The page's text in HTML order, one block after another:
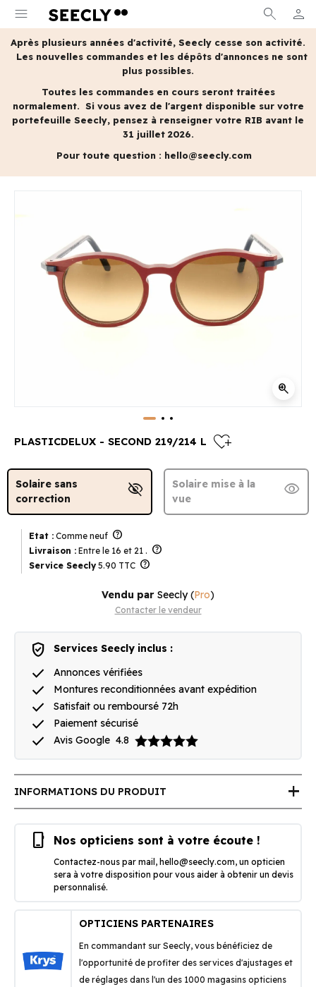
menu search person
MON
Après plusieurs années d'activité, Seecly cesse son activité.
Les nouvelles commandes et les dépôts d'annonces ne sont
plus possibles.
Toutes les commandes en cours seront traitées
normalement. Si vous avez de l'argent disponible sur votre
portefeuille Seecly, pensez à renseigner votre RIB avant le
31 juillet 2026.
Pour toute question : hello@seecly.com
zoom_in
PLASTICDELUX - SECOND 219/214 L heart_plus
Solaire sans
correction
visibility_off
Solaire mise à la
vue
visibility
Etat : Comme neuf help
Livraison : Entre le 16 et 21 . help
Service Seecly 5.90 TTC help
Vendu par Seecly(Pro)
Contacter le vendeur
verified_user Services Seecly inclus :
done Annonces vérifiées
done Montures reconditionnées avant expédition
done Satisfait ou remboursé 72h
done Paiement sécurisé
done Avis Google 4.8
INFORMATIONS DU PRODUIT add
phone_iphone Nos opticiens sont à votre écoute !
Contactez-nous par mail, hello@seecly.com, un opticien
sera à votre disposition pour vous aider à obtenir un devis
personnalisé.
OPTICIENS PARTENAIRES
En commandant sur Seecly, vous bénéficiez de
l'opportunité de profiter des services d'ajustages et
de réglages dans l'un des 1000 magasins opticiens